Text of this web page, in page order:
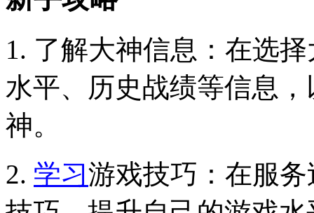
1. 了解大神信息：在选
水平、历史战绩等信息
神。
2. 学习游戏技巧：在服